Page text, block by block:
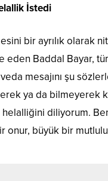
İstedi
bir ayrılık olarak
Baddal Bayar,
mesajını şu
ya da
helalliğini diliyorum.
büyük bir